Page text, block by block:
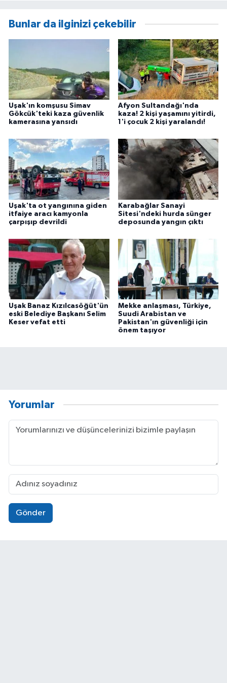
Bunlar da ilginizi çekebilir
Uşak'ın komşusu Simav
Gökcük'teki kaza güvenlik
kamerasına yansıdı
Afyon Sultandağı'nda
kaza! 2 kişi yaşamını yitirdi,
1'i çocuk 2 kişi yaralandı!
Uşak'ta ot yangınına giden
itfaiye aracı kamyonla
çarpışıp devrildi
Karabağlar Sanayi
Sitesi'ndeki hurda sünger
deposunda yangın çıktı
Uşak Banaz Kızılcasöğüt'ün
eski Belediye Başkanı Selim
Keser vefat etti
Mekke anlaşması, Türkiye,
Suudi Arabistan ve
Pakistan'ın güvenliği için
önem taşıyor
Yorumlar
Gönder